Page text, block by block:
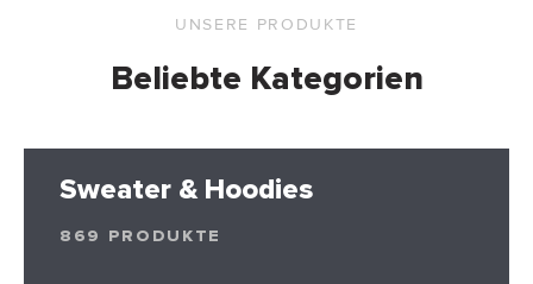
UNSERE PRODUKTE
Beliebte Kategorien
Sweater & Hoodies
869 PRODUKTE